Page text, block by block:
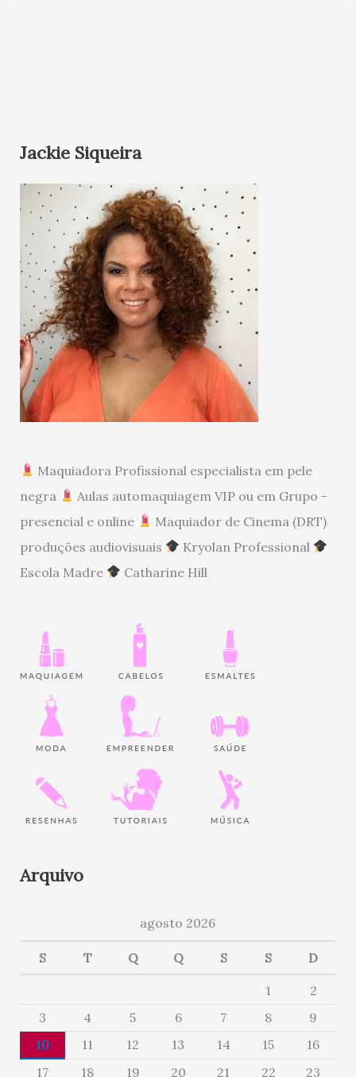
Jackie Siqueira
Maquiadora Profissional especialista em pele
negra
Aulas automaquiagem VIP ou em Grupo -
presencial e online
Maquiador de Cinema (DRT)
produções audiovisuais
Kryolan Professional
Escola Madre
Catharine Hill
Arquivo
agosto 2026
S T Q Q S S D
1
2
3
4 5 6 7 8
9
10
11 12 13 14 15
16
17
18 19 20 21 22
23